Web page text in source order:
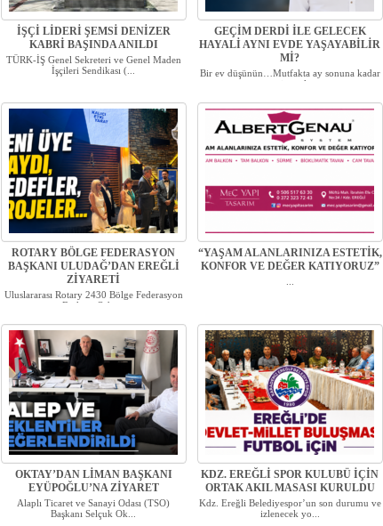
İŞÇİ LİDERİ ŞEMSİ DENİZER
KABRİ BAŞINDA ANILDI
TÜRK-İŞ Genel Sekreteri ve Genel Maden
İşçileri Sendikası (...
GEÇİM DERDİ İLE GELECEK
HAYALİ AYNI EVDE YAŞAYABİLİR
Mİ?
Bir ev düşünün…Mutfakta ay sonuna kadar
yetmesi gereken...
ROTARY BÖLGE FEDERASYON
BAŞKANI ULUDAĞ’DAN EREĞLİ
ZİYARETİ
Uluslararası Rotary 2430 Bölge Federasyon
Başkanı Orha...
“YAŞAM ALANLARINIZA ESTETİK,
KONFOR VE DEĞER KATIYORUZ”
OKTAY’DAN LİMAN BAŞKANI
EYÜPOĞLU’NA ZİYARET
Alaplı Ticaret ve Sanayi Odası (TSO)
Başkanı Selçuk Ok...
KDZ. EREĞLİ SPOR KULUBÜ İÇİN
ORTAK AKIL MASASI KURULDU
Kdz. Ereğli Belediyespor’un son durumu ve
izlenecek yo...